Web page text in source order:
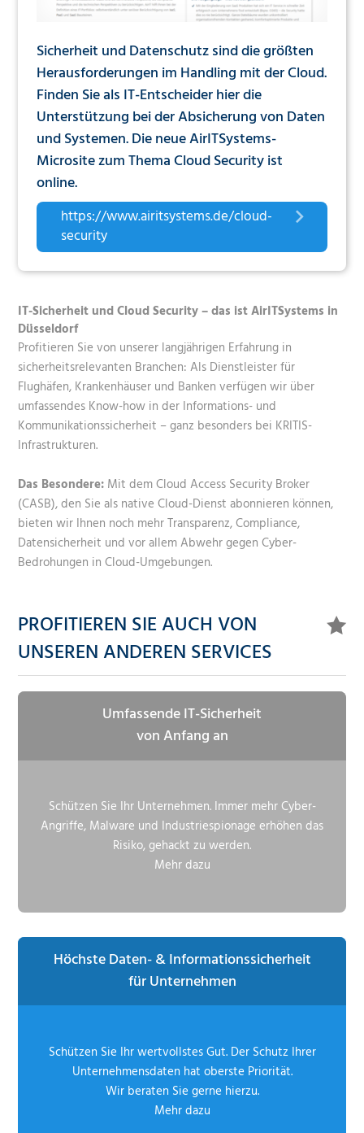
Sicherheit und Datenschutz sind die größten
Herausforderungen im Handling mit der Cloud.
Finden Sie als IT-Entscheider hier die
Unterstützung bei der Absicherung von Daten
und Systemen. Die neue AirITSystems-
Microsite zum Thema Cloud Security ist
online.
https://www.airitsystems.de/cloud-
security
IT-Sicherheit und Cloud Security – das ist AirITSystems in
Düsseldorf
Profitieren Sie von unserer langjährigen Erfahrung in
sicherheitsrelevanten Branchen: Als Dienstleister für
Flughäfen, Krankenhäuser und Banken verfügen wir über
umfassendes Know-how in der Informations- und
Kommunikationssicherheit – ganz besonders bei KRITIS-
Infrastrukturen.
Das Besondere: Mit dem Cloud Access Security Broker
(CASB), den Sie als native Cloud-Dienst abonnieren können,
bieten wir Ihnen noch mehr Transparenz, Compliance,
Datensicherheit und vor allem Abwehr gegen Cyber-
Bedrohungen in Cloud-Umgebungen.
PROFITIEREN SIE AUCH VON
UNSEREN ANDEREN SERVICES
Umfassende IT-Sicherheit
von Anfang an
Schützen Sie Ihr Unternehmen. Immer mehr Cyber-
Angriffe, Malware und Industriespionage erhöhen das
Risiko, gehackt zu werden.
Mehr dazu
Höchste Daten- & Informationssicherheit
für Unternehmen
Schützen Sie Ihr wertvollstes Gut. Der Schutz Ihrer
Unternehmensdaten hat oberste Priorität.
Wir beraten Sie gerne hierzu.
Mehr dazu